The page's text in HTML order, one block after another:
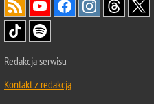
Redakcja serwisu
Kontakt z redakcją